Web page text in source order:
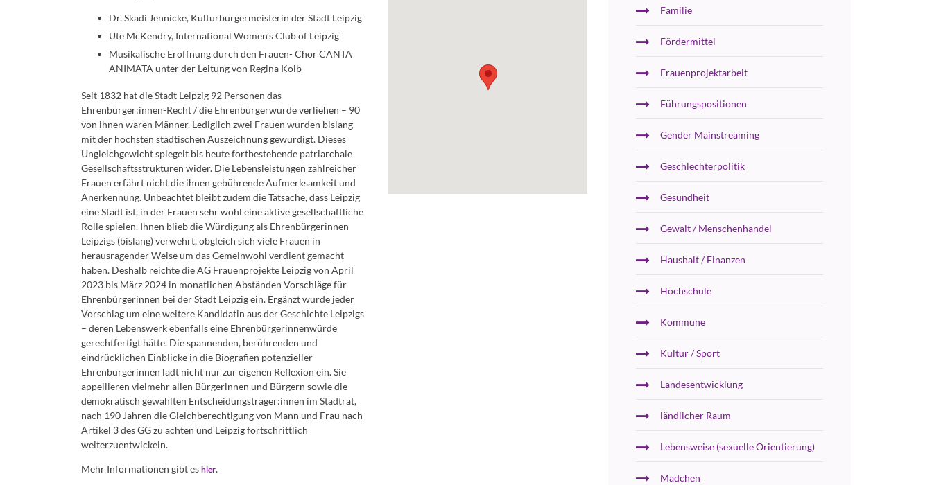
Dr. Skadi Jennicke, Kulturbürgermeisterin der Stadt Leipzig
Ute McKendry, International Women’s Club of Leipzig
Musikalische Eröffnung durch den Frauen- Chor CANTA
ANIMATA unter der Leitung von Regina Kolb
Seit 1832 hat die Stadt Leipzig 92 Personen das
Ehrenbürger:innen-Recht / die Ehrenbürgerwürde verliehen – 90
von ihnen waren Männer. Lediglich zwei Frauen wurden bislang
mit der höchsten städtischen Auszeichnung gewürdigt. Dieses
Ungleichgewicht spiegelt bis heute fortbestehende patriarchale
Gesellschaftsstrukturen wider. Die Lebensleistungen zahlreicher
Frauen erfährt nicht die ihnen gebührende Aufmerksamkeit und
Anerkennung. Unbeachtet bleibt zudem die Tatsache, dass Leipzig
eine Stadt ist, in der Frauen sehr wohl eine aktive gesellschaftliche
Rolle spielen. Ihnen blieb die Würdigung als Ehrenbürgerinnen
Leipzigs (bislang) verwehrt, obgleich sich viele Frauen in
herausragender Weise um das Gemeinwohl verdient gemacht
haben. Deshalb reichte die AG Frauenprojekte Leipzig von April
2023 bis März 2024 in monatlichen Abständen Vorschläge für
Ehrenbürgerinnen bei der Stadt Leipzig ein. Ergänzt wurde jeder
Vorschlag um eine weitere Kandidatin aus der Geschichte Leipzigs
– deren Lebenswerk ebenfalls eine Ehrenbürgerinnenwürde
gerechtfertigt hätte. Die spannenden, berührenden und
eindrücklichen Einblicke in die Biografien potenzieller
Ehrenbürgerinnen lädt nicht nur zur eigenen Reflexion ein. Sie
appellieren vielmehr allen Bürgerinnen und Bürgern sowie die
demokratisch gewählten Entscheidungsträger:innen im Stadtrat,
nach 190 Jahren die Gleichberechtigung von Mann und Frau nach
Artikel 3 des GG zu achten und Leipzig fortschrittlich
weiterzuentwickeln.
Mehr Informationen gibt es hier.
Familie
Fördermittel
Frauenprojektarbeit
Führungspositionen
Gender Mainstreaming
Geschlechterpolitik
Gesundheit
Gewalt / Menschenhandel
Haushalt / Finanzen
Hochschule
Kommune
Kultur / Sport
Landesentwicklung
ländlicher Raum
Lebensweise (sexuelle Orientierung)
Mädchen